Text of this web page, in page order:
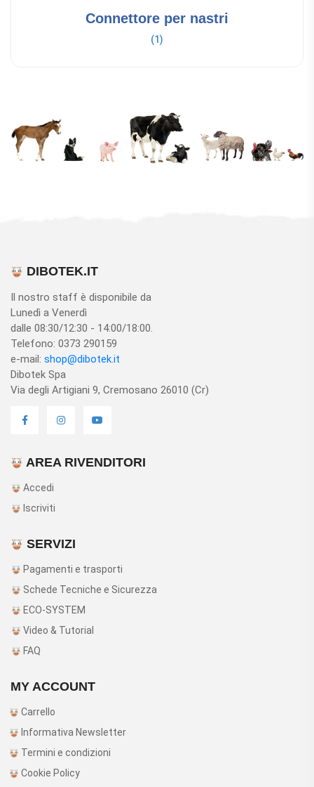
Connettore per nastri
(1)
DIBOTEK.IT
Il nostro staff è disponibile da
Lunedì a Venerdì
dalle 08:30/12:30 - 14:00/18:00.
Telefono: 0373 290159
e-mail: shop@dibotek.it
Dibotek Spa
Via degli Artigiani 9, Cremosano 26010 (Cr)
AREA RIVENDITORI
Accedi
Iscriviti
SERVIZI
Pagamenti e trasporti
Schede Tecniche e Sicurezza
ECO-SYSTEM
Video & Tutorial
FAQ
MY ACCOUNT
Carrello
Informativa Newsletter
Termini e condizioni
Cookie Policy